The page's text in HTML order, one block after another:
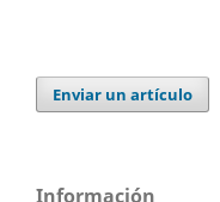
Enviar un artículo
Información